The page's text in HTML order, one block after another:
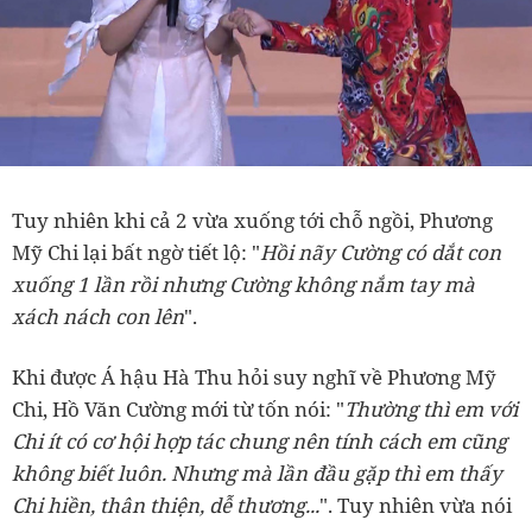
Tuy nhiên khi cả 2 vừa xuống tới chỗ ngồi, Phương
Mỹ Chi lại bất ngờ tiết lộ: "Hồi nãy Cường có dắt con
xuống 1 lần rồi nhưng Cường không nắm tay mà
xách nách con lên".
Khi được Á hậu Hà Thu hỏi suy nghĩ về Phương Mỹ
Chi, Hồ Văn Cường mới từ tốn nói: "Thường thì em với
Chi ít có cơ hội hợp tác chung nên tính cách em cũng
không biết luôn. Nhưng mà lần đầu gặp thì em thấy
Chi hiền, thân thiện, dễ thương...". Tuy nhiên vừa nói